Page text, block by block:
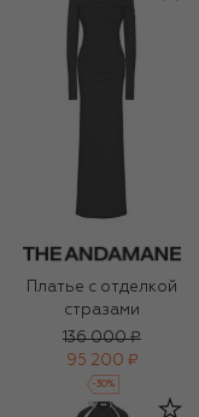
Платье с отделкой
стразами
136 000 ₽
95 200 ₽
-30%